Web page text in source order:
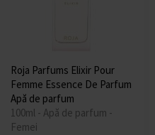
Roja Parfums Elixir Pour
Femme Essence De Parfum
Apă de parfum
100ml - Apă de parfum -
Femei